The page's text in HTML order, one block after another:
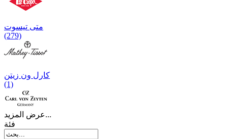
متی تیسوت
(279)
کارل ون زیتن
(1)
عرض المزيد...
فئة